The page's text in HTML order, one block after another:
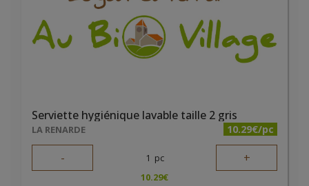
Serviette hygiénique lavable taille 2 gris
LA RENARDE 10.29€/pc
- 1 pc +
10.29€